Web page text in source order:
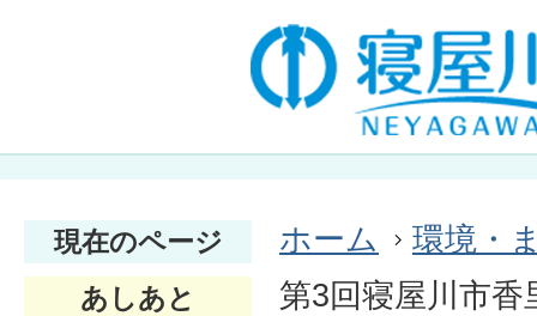
現在のページ ホーム 環境・
あしあと 第3回寝屋川市